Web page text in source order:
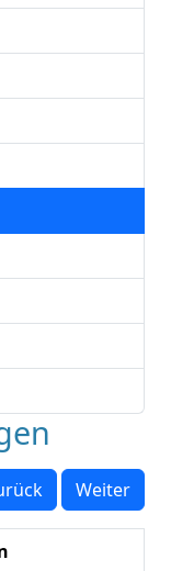
Weiter